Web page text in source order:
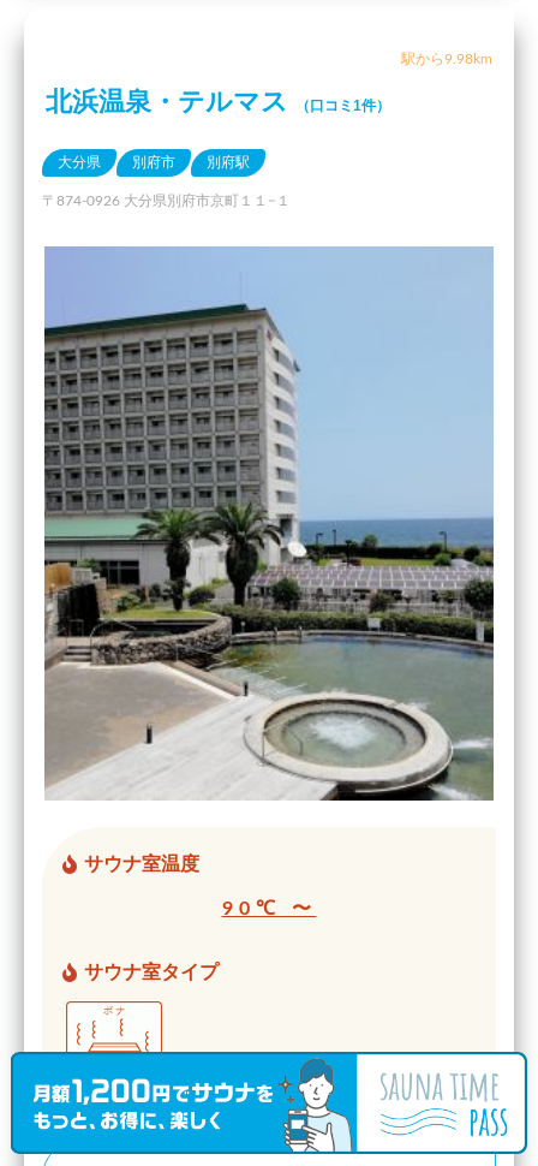
駅から9.98km
北浜温泉・テルマス （口コミ1件）
大分県 別府市 別府駅
〒874-0926 大分県別府市京町１１−１
サウナ室温度
90℃ 〜
サウナ室タイプ